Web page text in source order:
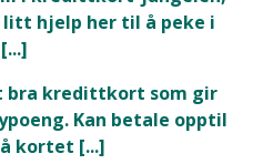
hjelp her til å peke i
bra kredittkort som gir
Kan betale opptil
kortet [...]